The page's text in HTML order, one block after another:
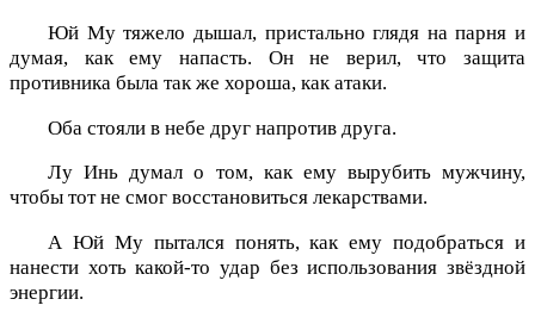
Юй Му тяжело дышал, пристально глядя на парня и
думая, как ему напасть. Он не верил, что защита
противника была так же хороша, как атаки.
Оба стояли в небе друг напротив друга.
Лу Инь думал о том, как ему вырубить мужчину,
чтобы тот не смог восстановиться лекарствами.
А Юй Му пытался понять, как ему подобраться и
нанести хоть какой-то удар без использования звёздной
энергии.